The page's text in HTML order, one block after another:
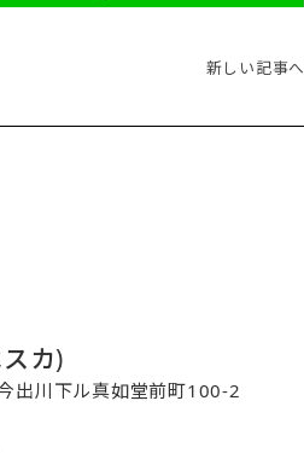
新しい記事へ
カ)
出川下ル真如堂前町100-2